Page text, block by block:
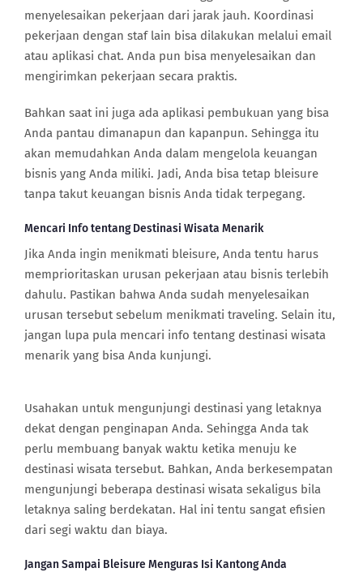
menyelesaikan pekerjaan dari jarak jauh. Koordinasi
pekerjaan dengan staf lain bisa dilakukan melalui email
atau aplikasi chat. Anda pun bisa menyelesaikan dan
mengirimkan pekerjaan secara praktis.
Bahkan saat ini juga ada aplikasi pembukuan yang bisa
Anda pantau dimanapun dan kapanpun. Sehingga itu
akan memudahkan Anda dalam mengelola keuangan
bisnis yang Anda miliki. Jadi, Anda bisa tetap bleisure
tanpa takut keuangan bisnis Anda tidak terpegang.
Mencari Info tentang Destinasi Wisata Menarik
Jika Anda ingin menikmati bleisure, Anda tentu harus
memprioritaskan urusan pekerjaan atau bisnis terlebih
dahulu. Pastikan bahwa Anda sudah menyelesaikan
urusan tersebut sebelum menikmati traveling. Selain itu,
jangan lupa pula mencari info tentang destinasi wisata
menarik yang bisa Anda kunjungi.
Usahakan untuk mengunjungi destinasi yang letaknya
dekat dengan penginapan Anda. Sehingga Anda tak
perlu membuang banyak waktu ketika menuju ke
destinasi wisata tersebut. Bahkan, Anda berkesempatan
mengunjungi beberapa destinasi wisata sekaligus bila
letaknya saling berdekatan. Hal ini tentu sangat efisien
dari segi waktu dan biaya.
Jangan Sampai Bleisure Menguras Isi Kantong Anda